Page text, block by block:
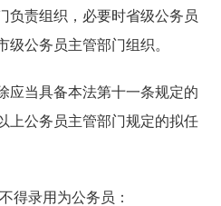
负责组织，必要时省级公务员
级公务员主管部门组织。
应当具备本法第十一条规定的
上公务员主管部门规定的拟任
录用为公务员：